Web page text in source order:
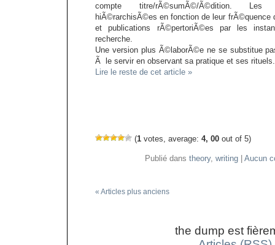
compte titre/rÃ©sumÃ©/Ã©dition. Les
hiÃ©rarchisÃ©es en fonction de leur frÃ©quence
et publications rÃ©pertoriÃ©es par les
recherche.
Une version plus Ã©laborÃ©e ne se substitue
Ã le servir en observant sa pratique et ses rituels.
Lire le reste de cet article »
(1 votes, average: 4, 00 out of 5)
Publié dans theory, writing| Aucun
« Articles plus anciens
the dump est